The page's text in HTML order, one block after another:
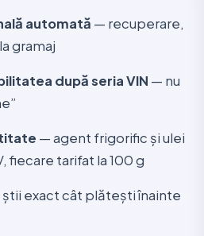
automată — recuperare,
gramaj
după seria VIN — nu
— agent frigorific și ulei
fiecare tarifat la 100 g
exact cât plătești înainte